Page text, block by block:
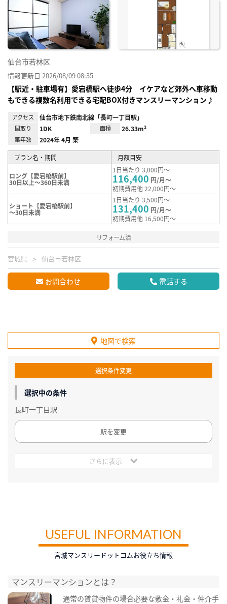
仙台市若林区
情報更新日 2026/08/09 08:35
【駅近・駐車場有】愛宕橋駅へ徒歩4分 イケアなど郊外へ車移動
もできる複数名利用できる宅配BOX付きマンスリーマンション♪
アクセス 仙台市地下鉄南北線「長町一丁目駅」
間取り 1DK 面積 26.33m²
築年数 2024年 4月 築
プラン名・期間 月額目安
ロング【愛宕橋駅前】
30日以上～360日未満
1日当たり 3,000円～
116,400 円/月～
初期費用他 22,000円～
ショート【愛宕橋駅前】
～30日未満
1日当たり 3,500円～
131,400 円/月～
初期費用他 16,500円～
リフォーム済
宮城県 仙台市若林区
お問合わせ 電話する
地図で検索
選択条件変更
選択中の条件
長町一丁目駅
駅を変更
さらに表示
USEFUL INFORMATION
宮城マンスリードットコムお役立ち情報
マンスリーマンションとは？
通常の賃貸物件の場合必要な敷金・礼金・仲介手